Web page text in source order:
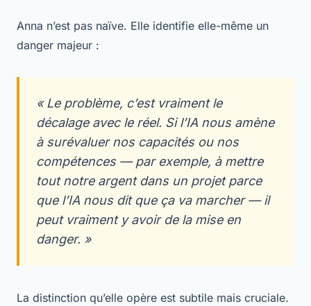
Anna n’est pas naïve. Elle identifie elle-même un
danger majeur :
« Le problème, c’est vraiment le
décalage avec le réel. Si l’IA nous amène
à surévaluer nos capacités ou nos
compétences — par exemple, à mettre
tout notre argent dans un projet parce
que l’IA nous dit que ça va marcher — il
peut vraiment y avoir de la mise en
danger. »
La distinction qu’elle opère est subtile mais cruciale.